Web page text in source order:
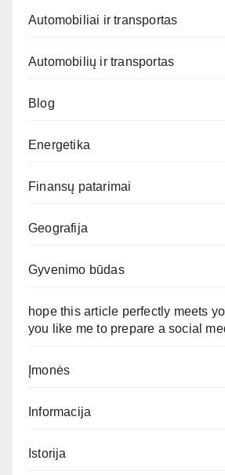
Automobiliai ir transportas
Automobilių ir transportas
Blog
Energetika
Finansų patarimai
Geografija
Gyvenimo būdas
hope this article perfectly meets
you like me to prepare a social
Įmonės
Informacija
Istorija